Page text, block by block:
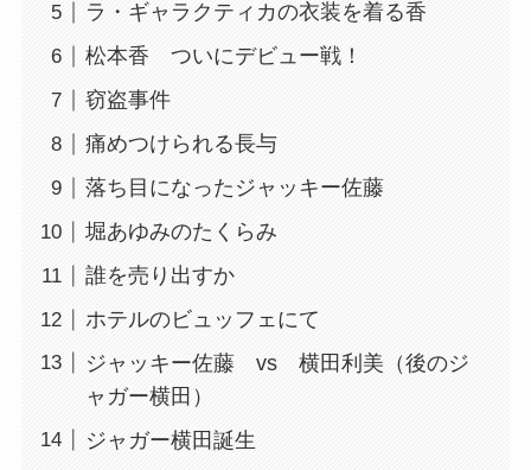
ラ・ギャラクティカの衣装を着る香
松本香 ついにデビュー戦！
窃盗事件
痛めつけられる長与
落ち目になったジャッキー佐藤
堀あゆみのたくらみ
誰を売り出すか
ホテルのビュッフェにて
ジャッキー佐藤 vs 横田利美（後のジ
ャガー横田）
ジャガー横田誕生